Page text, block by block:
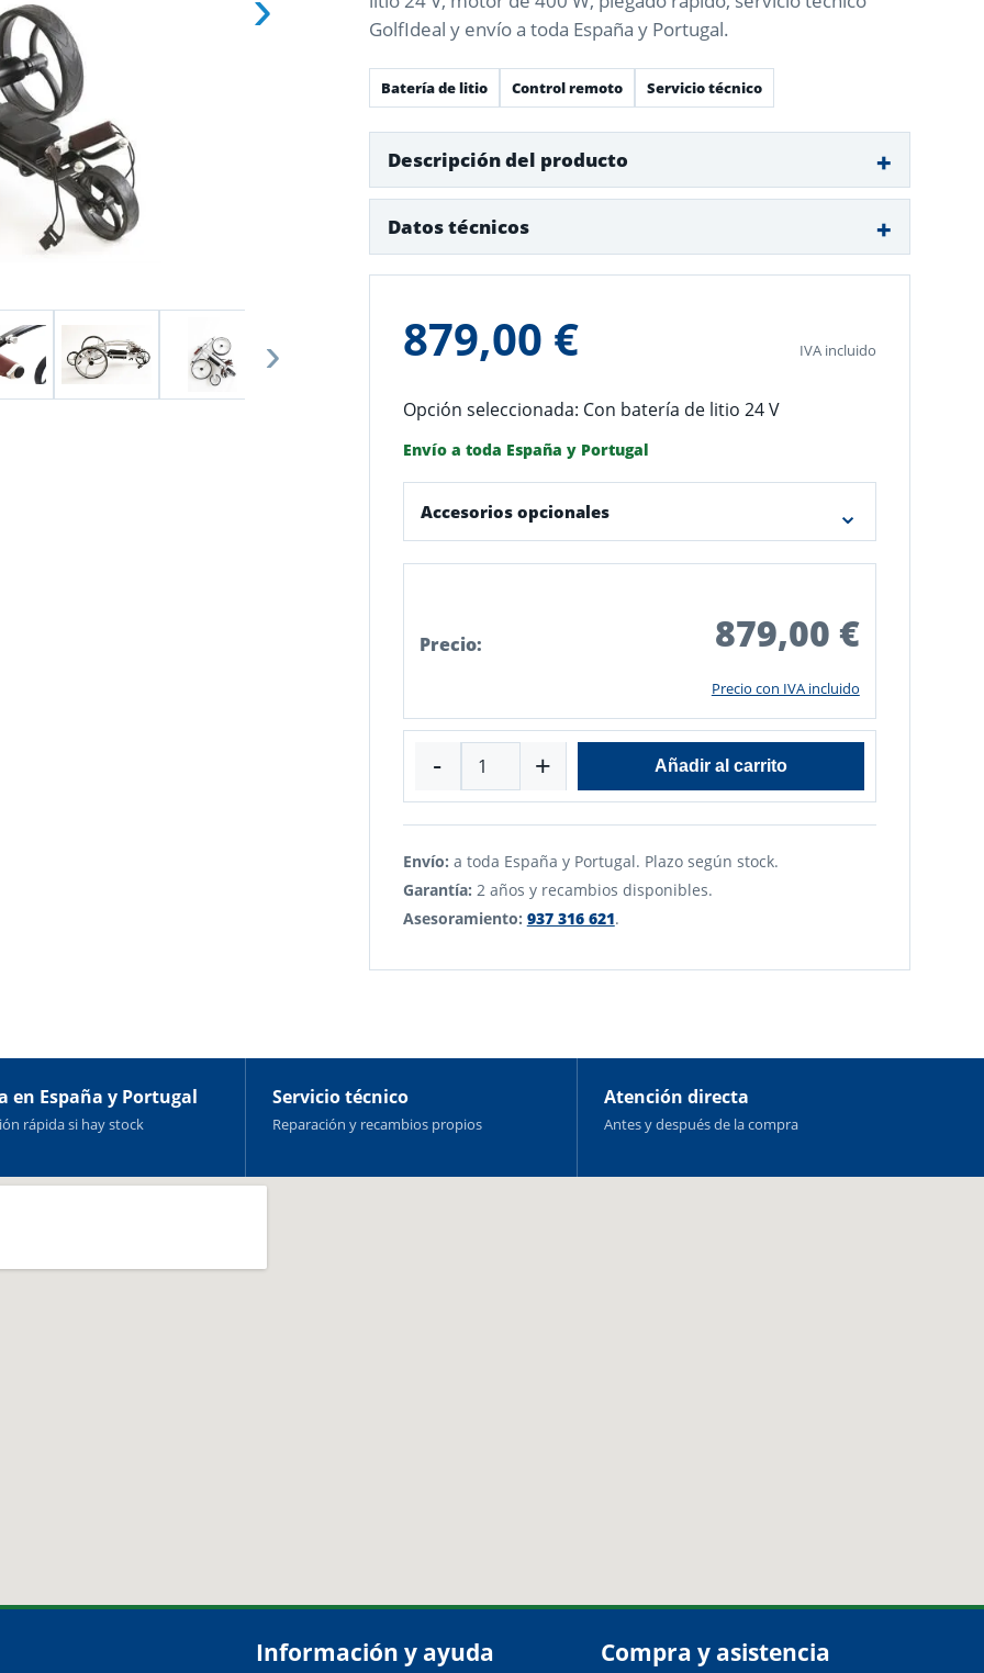
›
GolfIdeal y envío a toda España y Portugal.
Batería de litio Control remoto Servicio técnico
Descripción del producto
Datos técnicos
879,00 € IVA incluido
Opción seleccionada: Con batería de litio 24 V
Envío a toda España y Portugal
Accesorios opcionales
Precio: 879,00 €
Precio con IVA incluido
- + Añadir al carrito
Envío: a toda España y Portugal. Plazo según stock.
Garantía: 2 años y recambios disponibles.
Asesoramiento: 937 316 621.
en España y Portugal
rápida si hay stock
Servicio técnico
Reparación y recambios propios
Atención directa
Antes y después de la compra
Información y ayuda Compra y asistencia